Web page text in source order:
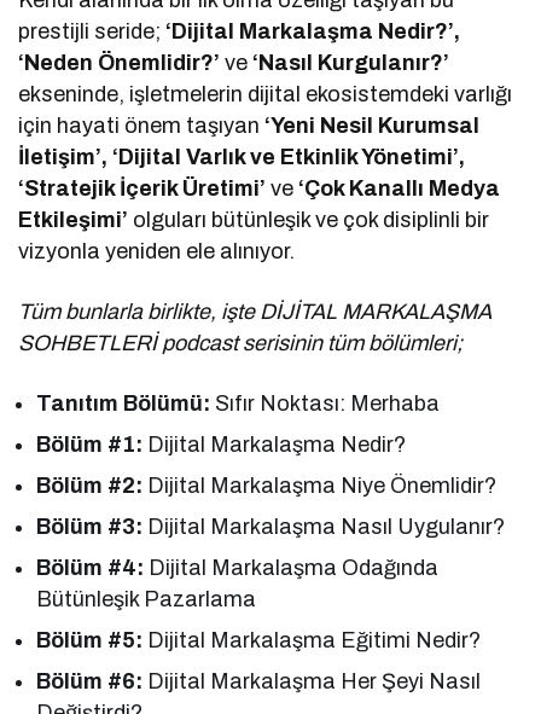
prestijli seride; ‘Dijital Markalaşma Nedir?’,
‘Neden Önemlidir?’ ve ‘Nasıl Kurgulanır?’
ekseninde, işletmelerin dijital ekosistemdeki varlığı
için hayati önem taşıyan ‘Yeni Nesil Kurumsal
İletişim’, ‘Dijital Varlık ve Etkinlik Yönetimi’,
‘Stratejik İçerik Üretimi’ve ‘Çok Kanallı Medya
Etkileşimi’ olguları bütünleşik ve çok disiplinli bir
vizyonla yeniden ele alınıyor.
Tüm bunlarla birlikte, işte DİJİTAL MARKALAŞMA
SOHBETLERİ podcast serisinin tüm bölümleri;
Tanıtım Bölümü: Sıfır Noktası: Merhaba
Bölüm #1: Dijital Markalaşma Nedir?
Bölüm #2: Dijital Markalaşma Niye Önemlidir?
Bölüm #3: Dijital Markalaşma Nasıl Uygulanır?
Bölüm #4: Dijital Markalaşma Odağında
Bütünleşik Pazarlama
Bölüm #5: Dijital Markalaşma Eğitimi Nedir?
Bölüm #6: Dijital Markalaşma Her Şeyi Nasıl